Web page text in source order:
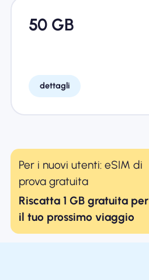
50 GB
dettagli
Per i nuovi utenti: eSIM di
prova gratuita
Riscatta 1 GB gratuita per
il tuo prossimo viaggio